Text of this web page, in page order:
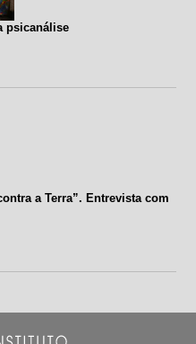
psicanálise
a Terra”. Entrevista com